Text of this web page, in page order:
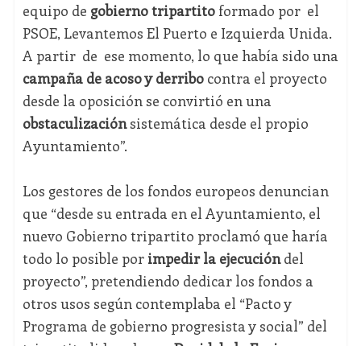
equipo de gobierno tripartitoformado por el
PSOE, Levantemos El Puerto e Izquierda Unida.
A partir de ese momento, lo que había sido una
campaña de acoso y derribocontra el proyecto
desde la oposición se convirtió en una
obstaculizaciónsistemática desde el propio
Ayuntamiento”.
Los gestores de los fondos europeos denuncian
que “desde su entrada en el Ayuntamiento, el
nuevo Gobierno tripartito proclamó que haría
todo lo posible por impedir la ejecucióndel
proyecto”, pretendiendo dedicar los fondos a
otros usos según contemplaba el “Pacto y
Programa de gobierno progresista y social” del